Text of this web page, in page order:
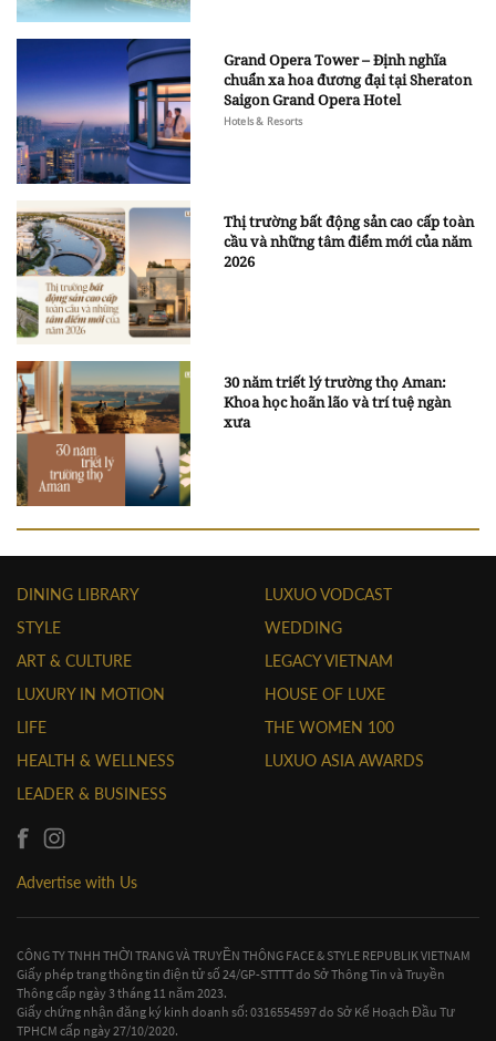
Grand Opera Tower – Định nghĩa
chuẩn xa hoa đương đại tại Sheraton
Saigon Grand Opera Hotel
Hotels & Resorts
Thị trường bất động sản cao cấp toàn
cầu và những tâm điểm mới của năm
2026
30 năm triết lý trường thọ Aman:
Khoa học hoãn lão và trí tuệ ngàn
xưa
DINING LIBRARY
STYLE
ART & CULTURE
LUXURY IN MOTION
LIFE
HEALTH & WELLNESS
LEADER & BUSINESS
LUXUO VODCAST
WEDDING
LEGACY VIETNAM
HOUSE OF LUXE
THE WOMEN 100
LUXUO ASIA AWARDS
Advertise with Us
CÔNG TY TNHH THỜI TRANG VÀ TRUYỀN THÔNG FACE & STYLE REPUBLIK VIETNAM
Giấy phép trang thông tin điện tử số 24/GP-STTTT do Sở Thông Tin và Truyền
Thông cấp ngày 3 tháng 11 năm 2023.
Giấy chứng nhận đăng ký kinh doanh số: 0316554597 do Sở Kế Hoạch Đầu Tư
TPHCM cấp ngày 27/10/2020.